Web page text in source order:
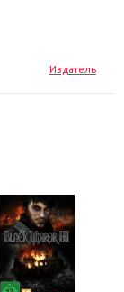
Издатель